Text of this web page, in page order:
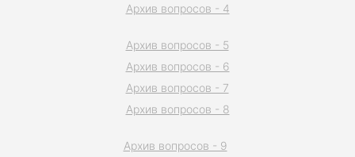
Архив вопросов - 4
Архив вопросов - 5
Архив вопросов - 6
Архив вопросов - 7
Архив вопросов - 8
Архив вопросов - 9